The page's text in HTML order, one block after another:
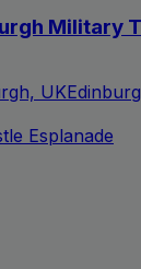
Military
UK
Esplanade